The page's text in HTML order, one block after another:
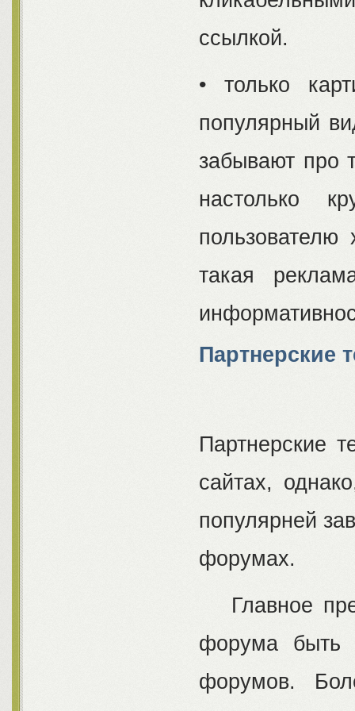
ссылкой.
• только
популярный
забывают про
настолько
такая
Партнерские
Партнерские
сайтах,
популярней
форумах.
Главное
форума быть
форумов.